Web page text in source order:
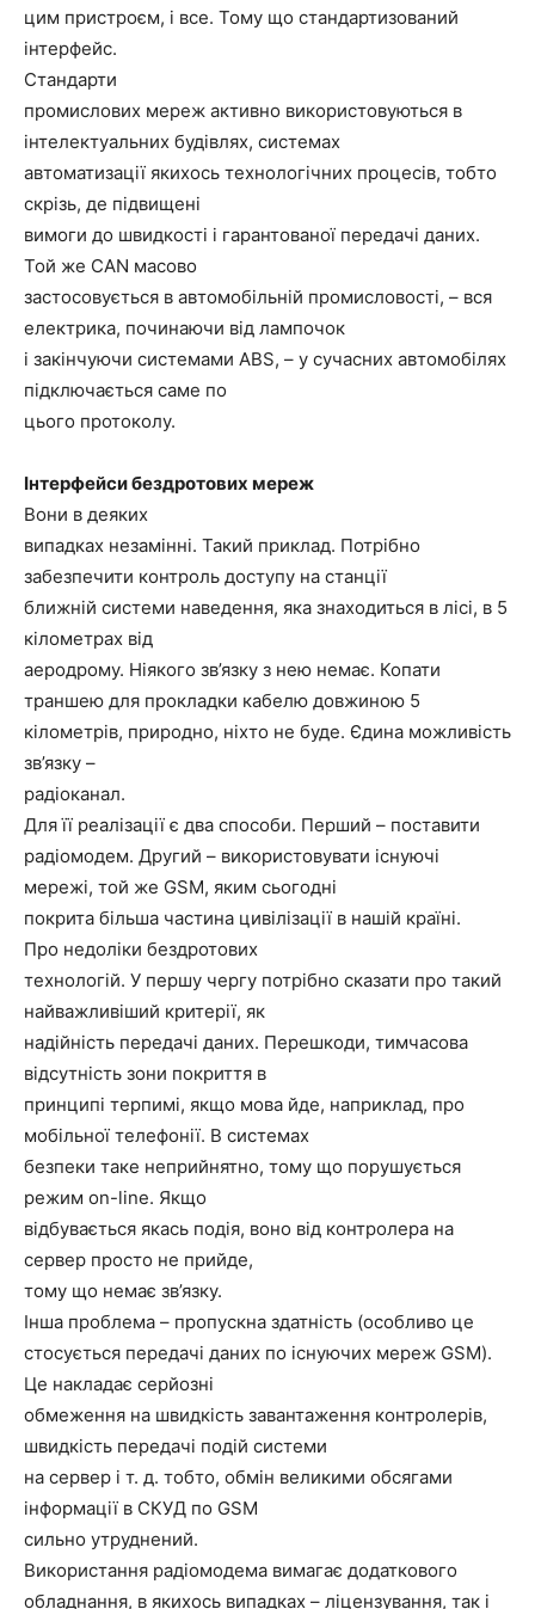
цим пристроєм, і все. Тому що стандартизований
інтерфейс.
Стандарти
промислових мереж активно використовуються в
інтелектуальних будівлях, системах
автоматизації якихось технологічних процесів, тобто
скрізь, де підвищені
вимоги до швидкості і гарантованої передачі даних.
Той же CAN масово
застосовується в автомобільній промисловості, – вся
електрика, починаючи від лампочок
і закінчуючи системами ABS, – у сучасних автомобілях
підключається саме по
цього протоколу.
Інтерфейси бездротових мереж
Вони в деяких
випадках незамінні. Такий приклад. Потрібно
забезпечити контроль доступу на станції
ближній системи наведення, яка знаходиться в лісі, в 5
кілометрах від
аеродрому. Ніякого зв’язку з нею немає. Копати
траншею для прокладки кабелю довжиною 5
кілометрів, природно, ніхто не буде. Єдина можливість
зв’язку –
радіоканал.
Для її реалізації є два способи. Перший – поставити
радіомодем. Другий – використовувати існуючі
мережі, той же GSM, яким сьогодні
покрита більша частина цивілізації в нашій країні.
Про недоліки бездротових
технологій. У першу чергу потрібно сказати про такий
найважливіший критерії, як
надійність передачі даних. Перешкоди, тимчасова
відсутність зони покриття в
принципі терпимі, якщо мова йде, наприклад, про
мобільної телефонії. В системах
безпеки таке неприйнятно, тому що порушується
режим on-line. Якщо
відбувається якась подія, воно від контролера на
сервер просто не прийде,
тому що немає зв’язку.
Інша проблема – пропускна здатність (особливо це
стосується передачі даних по існуючих мереж GSM).
Це накладає серйозні
обмеження на швидкість завантаження контролерів,
швидкість передачі подій системи
на сервер і т. д. тобто, обмін великими обсягами
інформації в СКУД по GSM
сильно утруднений.
Використання радіомодема вимагає додаткового
обладнання, в якихось випадках – ліцензування, так і